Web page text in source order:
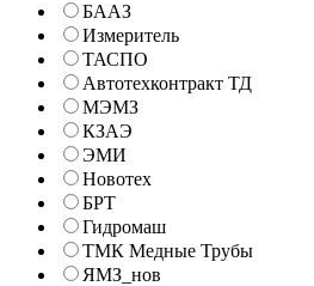
БААЗ
Измеритель
ТАСПО
Автотехконтракт ТД
МЭМЗ
КЗАЭ
ЭМИ
Новотех
БРТ
Гидромаш
ТМК Медные Трубы
ЯМЗ_нов